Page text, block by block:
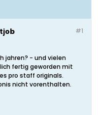
#1
jahren? - und vielen
fertig geworden mit
pro staff originals.
nicht vorenthalten.